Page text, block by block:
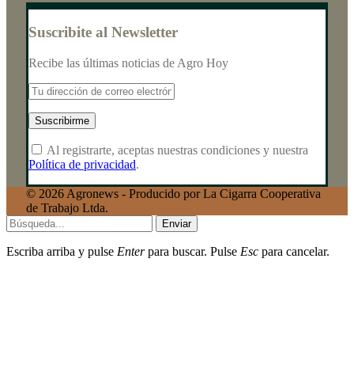
Suscribite al Newsletter
Recibe las últimas noticias de Agro Hoy
Al registrarte, aceptas nuestras condiciones y nuestra
Política de privacidad.
© 2026 Agronews - Producido por La Cigarra Cooperativa
de Trabajo Ltda.
Enviar
Escriba arriba y pulse Enterpara buscar. Pulse Esc para cancelar.